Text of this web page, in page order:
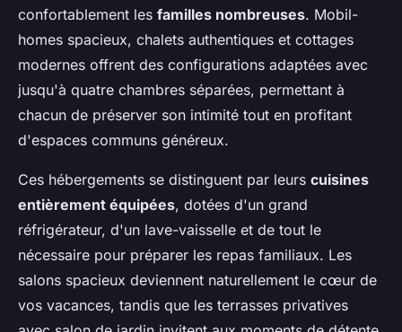
confortablement les familles nombreuses. Mobil-
homes spacieux, chalets authentiques et cottages
modernes offrent des configurations adaptées avec
jusqu'à quatre chambres séparées, permettant à
chacun de préserver son intimité tout en profitant
d'espaces communs généreux.
Ces hébergements se distinguent par leurs cuisines
entièrement équipées, dotées d'un grand
réfrigérateur, d'un lave-vaisselle et de tout le
nécessaire pour préparer les repas familiaux. Les
salons spacieux deviennent naturellement le cœur de
vos vacances, tandis que les terrasses privatives